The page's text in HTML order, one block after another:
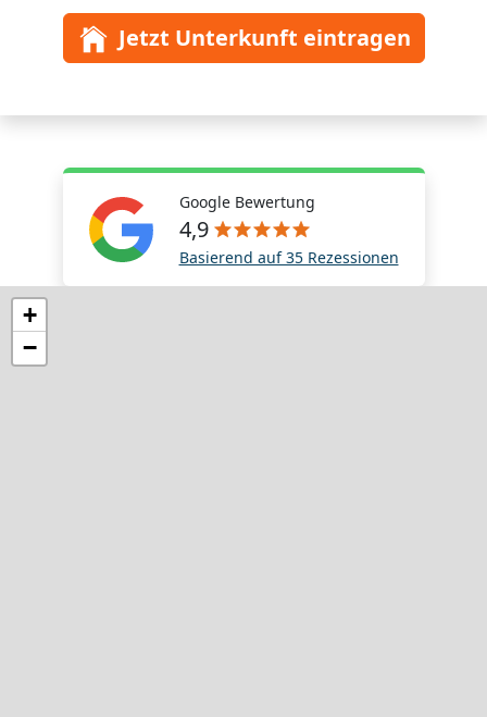
Jetzt Unterkunft eintragen
Google Bewertung
4,9
Basierend auf 35 Rezessionen
+
−